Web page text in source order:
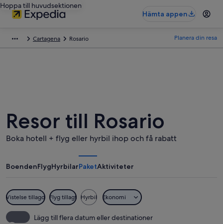
Hoppa till huvudsektionen
Hämta appen
Cartagena Rosario Planera din resa
Resor till Rosario
Boka hotell + flyg eller hyrbil ihop och få rabatt
BoendenFlygHyrbilarPaketAktiviteter
Vistelse tillagd Flyg tillagt Hyrbil Ekonomi
Lägg till flera datum eller destinationer